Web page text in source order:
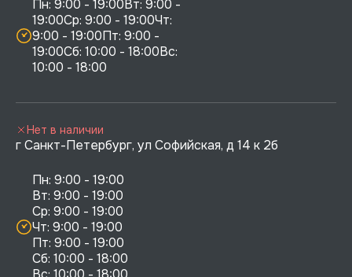
Пн: 9:00 - 19:00Вт: 9:00 -
19:00Ср: 9:00 - 19:00Чт:
9:00 - 19:00Пт: 9:00 -
19:00Сб: 10:00 - 18:00Вс:
10:00 - 18:00
г Санкт-Петербург, ул Софийская, д 14 к 2б
Пн: 9:00 - 19:00
Вт: 9:00 - 19:00
Ср: 9:00 - 19:00
Чт: 9:00 - 19:00
Пт: 9:00 - 19:00
Сб: 10:00 - 18:00
Нет в наличии